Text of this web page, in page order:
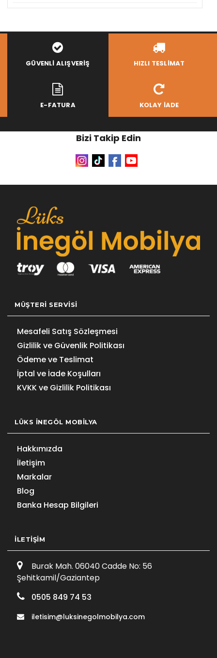
GÜVENLI ALIŞVERIŞ HIZLI TESLIMAT
E-FATURA KOLAY İADE
Bizi Takip Edin
MÜŞTERI SERVISI
Mesafeli Satış Sözleşmesi
Gizlilik ve Güvenlik Politikası
Ödeme ve Teslimat
İptal ve İade Koşulları
KVKK ve Gizlilik Politikası
LÜKS İNEGÖL MOBILYA
Hakkımızda
İletişim
Markalar
Blog
Banka Hesap Bilgileri
İLETIŞIM
Burak Mah. 06040 Cadde No: 56
Şehitkamil/Gaziantep
0505 849 74 53
iletisim@luksinegolmobilya.com